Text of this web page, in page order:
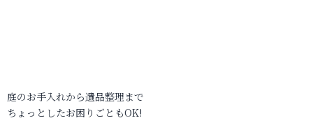
庭のお手入れから遺品整理まで
ちょっとしたお困りごともOK!